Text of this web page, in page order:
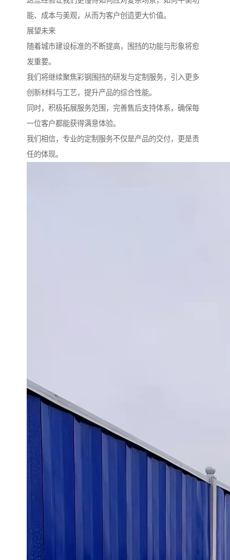
能、成本与美观，从而为客户创造更大价值。
展望未来
随着城市建设标准的不断提高，围挡的功能与形象将愈
发重要。
我们将继续聚焦彩钢围挡的研发与定制服务，引入更多
创新材料与工艺，提升产品的综合性能。
同时，积极拓展服务范围，完善售后支持体系，确保每
一位客户都能获得满意体验。
我们相信，专业的定制服务不仅是产品的交付，更是责
任的体现。